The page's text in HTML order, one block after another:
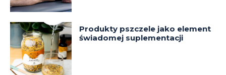
Produkty pszczele jako element
świadomej suplementacji